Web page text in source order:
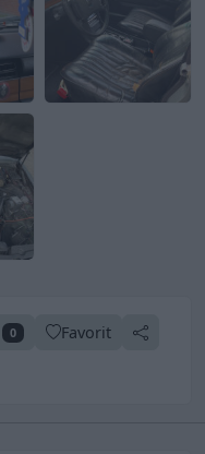
0 Favorit